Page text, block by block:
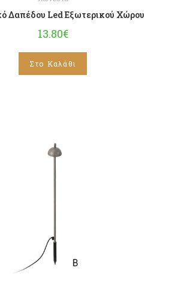
Δαπέδου Led Εξωτερικού Χώρου
13.80€
Στο Καλάθι